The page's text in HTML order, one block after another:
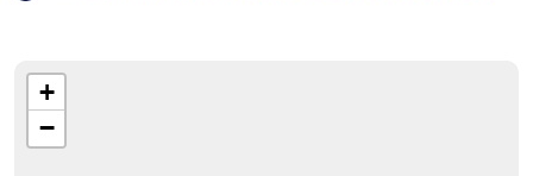
+
−